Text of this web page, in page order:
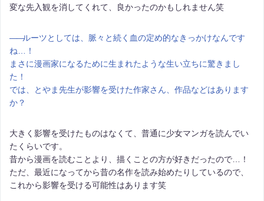
変な先入観を消してくれて、良かったのかもしれません笑
――ルーツとしては、脈々と続く血の定め的なきっかけなんです
ね…！
まさに漫画家になるために生まれたような生い立ちに驚きまし
た！
では、とやま先生が影響を受けた作家さん、作品などはあります
か？
大きく影響を受けたものはなくて、普通に少女マンガを読んでい
たくらいです。
昔から漫画を読むことより、描くことの方が好きだったので…！
ただ、最近になってから昔の名作を読み始めたりしているので、
これから影響を受ける可能性はあります笑